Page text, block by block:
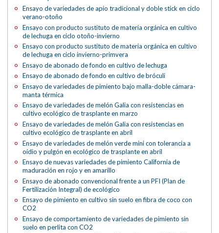
Ensayo de variedades de apio tradicional y doble stick en ciclo
verano-otoño
Ensayo con producto sustituto de materia orgánica en cultivo
de lechuga en ciclo otoño-invierno
Ensayo con producto sustituto de materia orgánica en cultivo
de lechuga en ciclo invierno-primvera
Ensayo de abonado de fondo en cultivo de lechuga
Ensayo de abonado de fondo en cultivo de bróculi
Ensayo de variedades de pimiento bajo malla-doble cámara-
manta térmica
Ensayo de variedades de melón Galia con resistencias en
cultivo ecológico de trasplante en marzo
Ensayo de variedades de melón Galia con resistencias en
cultivo ecológico de trasplante en abril
Ensayo de variedades de melón verde mini con tolerancia a
oídio y pulgón en ecológico de trasplante en abril
Ensayo de nuevas variedades de pimiento California de
maduración en rojo y en amarillo
Ensayo de abonado convencional frente a un PFI (Plan de
Fertilización Integral) de ecológico
Ensayo de pimiento en cultivo sin suelo en fibra de coco con
CO2
Ensayo de comportamiento de variedades de pimiento sin
suelo en perlita con CO2